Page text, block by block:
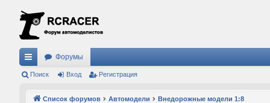
с
Форумы
Поиск Вход Регистрация
Список форумов Автомодели Внедорожные модели 1:8